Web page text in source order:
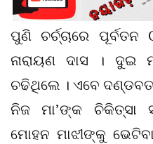
ପୁଣି ଚର୍ଚ୍ଚାରେ
ନାରାୟଣ ଦାସ । ଦୁଇ
ଚଢିଥିଲେ । ଏବେ
ନିଜ ମା’ଙ୍କ ଚିକିତ୍ସା
ମୋହନ ମାଝୀଙ୍କୁ